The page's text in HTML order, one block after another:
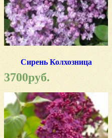
Сирень Колхозница
3700руб.